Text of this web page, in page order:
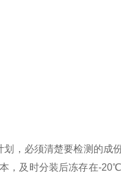
，必须清楚要检测的成
，及时分装后冻存在-